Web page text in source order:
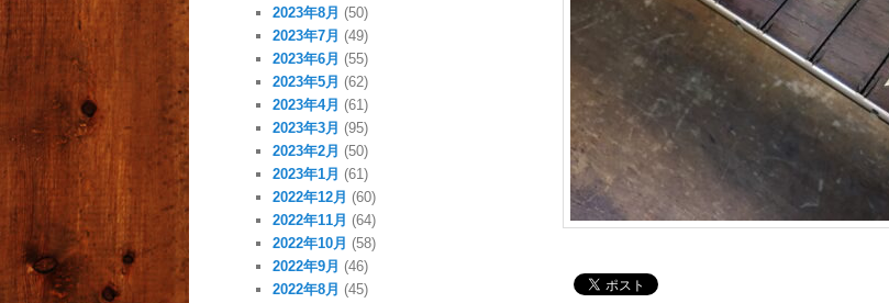
2023年8月 (50)
2023年7月 (49)
2023年6月 (55)
2023年5月 (62)
2023年4月 (61)
2023年3月 (95)
2023年2月 (50)
2023年1月 (61)
2022年12月 (60)
2022年11月 (64)
2022年10月 (58)
2022年9月 (46)
2022年8月 (45)